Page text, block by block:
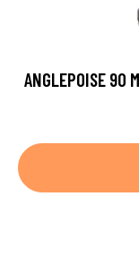
ANGLEPOISE 90